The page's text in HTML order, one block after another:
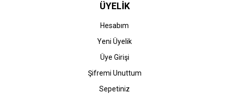
ÜYELİK
Hesabım
Yeni Üyelik
Üye Girişi
Şifremi Unuttum
Sepetiniz